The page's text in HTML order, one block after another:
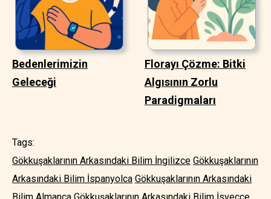
Bedenlerimizin
Geleceği
Florayı Çözme: Bitki
Algısının Zorlu
Paradigmaları
Tags:
Gökkuşaklarının Arkasındaki Bilim İngilizce Gökkuşaklarının
Arkasındaki Bilim İspanyolca Gökkuşaklarının Arkasındaki